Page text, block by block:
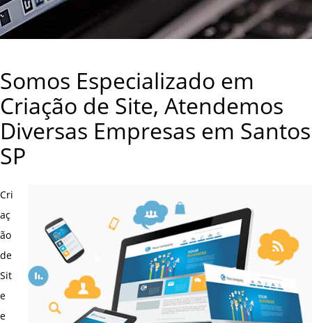
Somos Especializado em
Criação de Site, Atendemos
Diversas Empresas em Santos
SP
Cri
aç
ão
de
Sit
e
e